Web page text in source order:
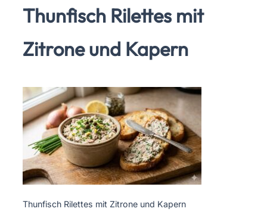
Thunfisch Rilettes mit
Zitrone und Kapern
Thunfisch Rilettes mit Zitrone und Kapern